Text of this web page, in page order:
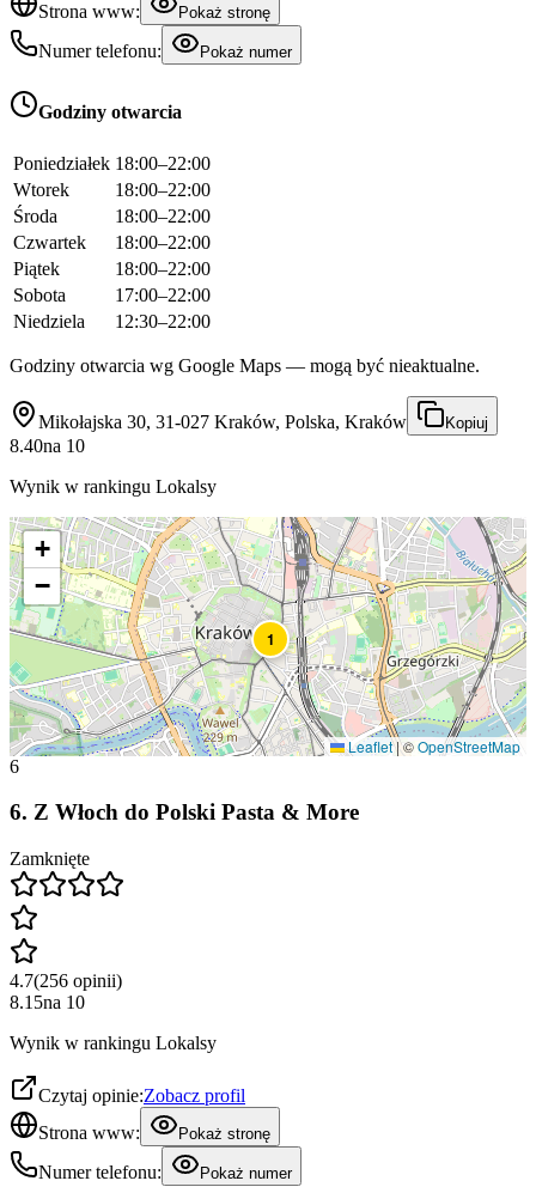
Strona www:
Pokaż stronę
Numer telefonu: Pokaż numer
Godziny otwarcia
Poniedziałek 18:00–22:00
Wtorek
18:00–22:00
Środa
18:00–22:00
Czwartek
18:00–22:00
Piątek
18:00–22:00
Sobota
17:00–22:00
Niedziela
12:30–22:00
Godziny otwarcia wg Google Maps — mogą być nieaktualne.
Mikołajska 30, 31-027 Kraków, Polska, Kraków Kopiuj
8.40na 10
Wynik w rankingu Lokalsy
1
+
−
Leaflet|©OpenStreetMap
6
6. Z Włoch do Polski Pasta & More
Zamknięte
4.7(256 opinii)
8.15na 10
Wynik w rankingu Lokalsy
Czytaj opinie:Zobacz profil
Strona www:
Pokaż stronę
Numer telefonu: Pokaż numer